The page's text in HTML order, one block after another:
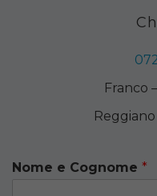
Franco –
Reggiano
Nome e Cognome *